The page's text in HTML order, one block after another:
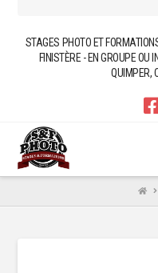
STAGES PHOTO ET
FINISTÈRE - EN GROUPE OU
QUIMPER,